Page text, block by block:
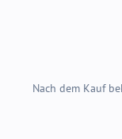
Nach dem Kauf